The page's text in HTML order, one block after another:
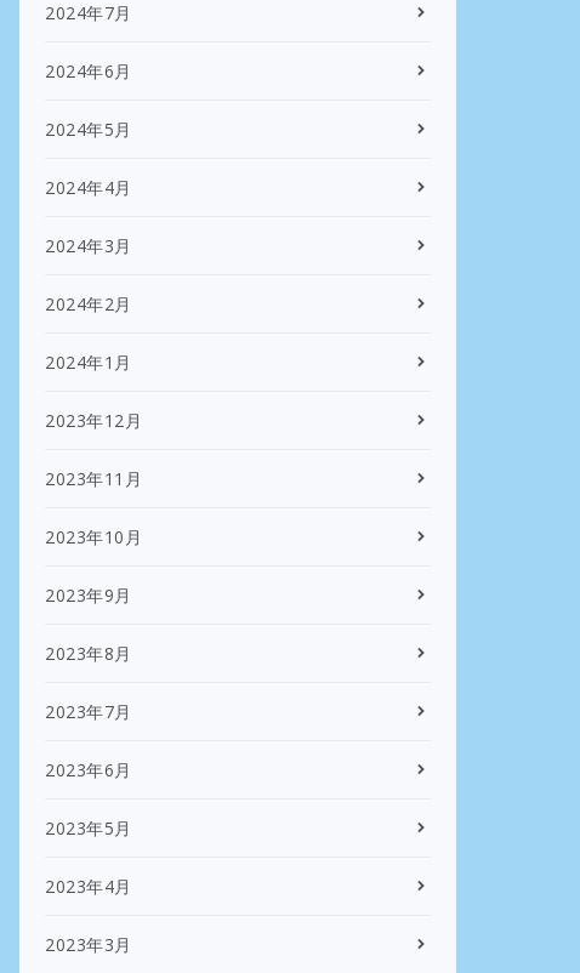
2024年7月
2024年6月
2024年5月
2024年4月
2024年3月
2024年2月
2024年1月
2023年12月
2023年11月
2023年10月
2023年9月
2023年8月
2023年7月
2023年6月
2023年5月
2023年4月
2023年3月